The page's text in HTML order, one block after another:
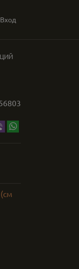
Вход